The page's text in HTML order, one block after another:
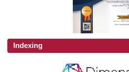
Indexing